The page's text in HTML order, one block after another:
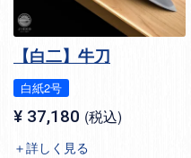
【白二】牛刀
白紙2号
¥ 37,180 税込
＋詳しく見る